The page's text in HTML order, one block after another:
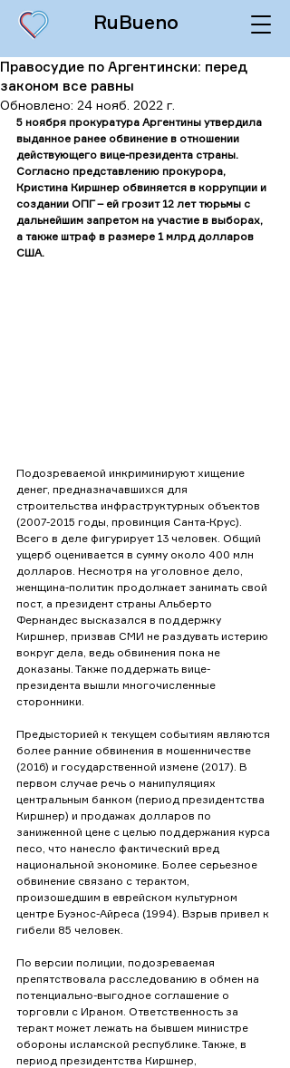
RuBueno
Правосудие по Аргентински: перед
законом все равны
Обновлено: 24 нояб. 2022 г.
5 ноября прокуратура Аргентины утвердила
выданное ранее обвинение в отношении
действующего вице-президента страны.
Согласно представлению прокурора,
Кристина Киршнер обвиняется в коррупции и
создании ОПГ – ей грозит 12 лет тюрьмы с
дальнейшим запретом на участие в выборах,
а также штраф в размере 1 млрд долларов
США.
Подозреваемой инкриминируют хищение
денег, предназначавшихся для
строительства инфраструктурных объектов
(2007-2015 годы, провинция Санта-Крус).
Всего в деле фигурирует 13 человек. Общий
ущерб оценивается в сумму около 400 млн
долларов. Несмотря на уголовное дело,
женщина-политик продолжает занимать свой
пост, а президент страны Альберто
Фернандес высказался в поддержку
Киршнер, призвав СМИ не раздувать истерию
вокруг дела, ведь обвинения пока не
доказаны. Также поддержать вице-
президента вышли многочисленные
сторонники.
Предысторией к текущем событиям являются
более ранние обвинения в мошенничестве
(2016) и государственной измене (2017). В
первом случае речь о манипуляциях
центральным банком (период президентства
Киршнер) и продажах долларов по
заниженной цене с целью поддержания курса
песо, что нанесло фактический вред
национальной экономике. Более серьезное
обвинение связано с терактом,
произошедшим в еврейском культурном
центре Буэнос-Айреса (1994). Взрыв привел к
гибели 85 человек.
По версии полиции, подозреваемая
препятствовала расследованию в обмен на
потенциально-выгодное соглашение о
торговли с Ираном. Ответственность за
теракт может лежать на бывшем министре
обороны исламской республике. Также, в
период президентства Киршнер,